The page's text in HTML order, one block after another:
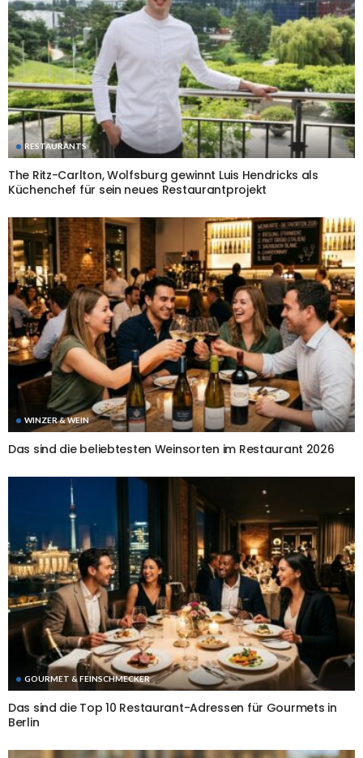
RESTAURANTS
The Ritz-Carlton, Wolfsburg gewinnt Luis Hendricks als
Küchenchef für sein neues Restaurantprojekt
WINZER & WEIN
Das sind die beliebtesten Weinsorten im Restaurant 2026
GOURMET & FEINSCHMECKER
Das sind die Top 10 Restaurant-Adressen für Gourmets in
Berlin